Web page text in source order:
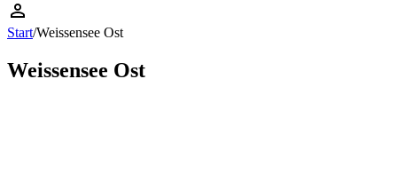
Start/Weissensee Ost
Weissensee Ost